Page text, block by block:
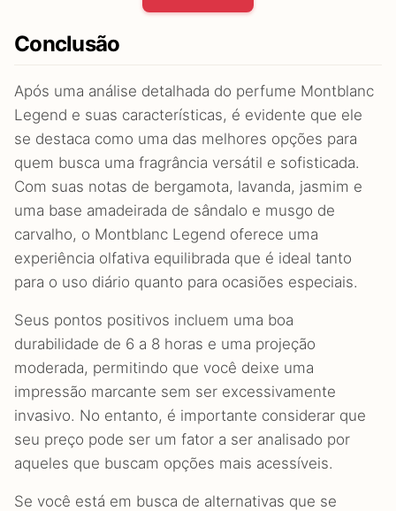
Conclusão
Após uma análise detalhada do perfume Montblanc
Legend e suas características, é evidente que ele
se destaca como uma das melhores opções para
quem busca uma fragrância versátil e sofisticada.
Com suas notas de bergamota, lavanda, jasmim e
uma base amadeirada de sândalo e musgo de
carvalho, o Montblanc Legend oferece uma
experiência olfativa equilibrada que é ideal tanto
para o uso diário quanto para ocasiões especiais.
Seus pontos positivos incluem uma boa
durabilidade de 6 a 8 horas e uma projeção
moderada, permitindo que você deixe uma
impressão marcante sem ser excessivamente
invasivo. No entanto, é importante considerar que
seu preço pode ser um fator a ser analisado por
aqueles que buscam opções mais acessíveis.
Se você está em busca de alternativas que se